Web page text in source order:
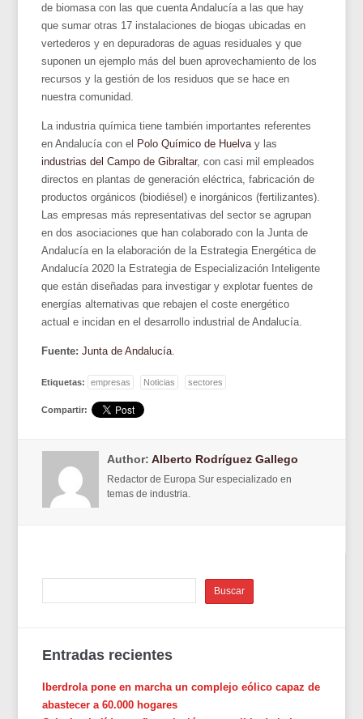
de biomasa con las que cuenta Andalucía a las que hay
que sumar otras 17 instalaciones de biogas ubicadas en
vertederos y en depuradoras de aguas residuales y que
suponen un ejemplo más del buen aprovechamiento de los
recursos y la gestión de los residuos que se hace en
nuestra comunidad.
La industria química tiene también importantes referentes
en Andalucía con el Polo Químico de Huelva y las
industrias del Campo de Gibraltar, con casi mil empleados
directos en plantas de generación eléctrica, fabricación de
productos orgánicos (biodiésel) e inorgánicos (fertilizantes).
Las empresas más representativas del sector se agrupan
en dos asociaciones que han colaborado con la Junta de
Andalucía en la elaboración de la Estrategia Energética de
Andalucía 2020 la Estrategia de Especialización Inteligente
que están diseñadas para investigar y explotar fuentes de
energías alternativas que rebajen el coste energético
actual e incidan en el desarrollo industrial de Andalucía.
Fuente: Junta de Andalucía
Etiquetas: empresas Noticias sectores
Compartir:
Author:Alberto Rodríguez Gallego
Redactor de Europa Sur especializado en
temas de industria.
Entradas recientes
Iberdrola pone en marcha un complejo eólico capaz de
abastecer a 60.000 hogares